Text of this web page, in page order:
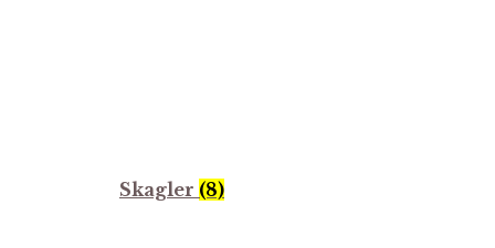
Skagler (8)